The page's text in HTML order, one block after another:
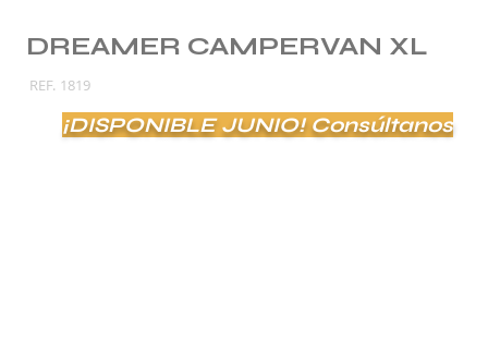
DREAMER CAMPERVAN XL
REF. 1819
¡DISPONIBLE JUNIO! Consúltanos